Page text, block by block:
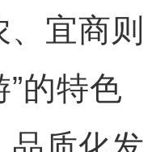
宜商则
的特色